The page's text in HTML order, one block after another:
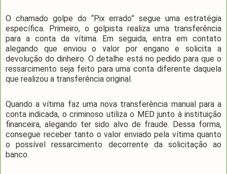
O chamado golpe do “Pix errado” segue uma estratégia
específica. Primeiro, o golpista realiza uma transferência
para a conta da vítima. Em seguida, entra em contato
alegando que enviou o valor por engano e solicita a
devolução do dinheiro. O detalhe está no pedido para que o
ressarcimento seja feito para uma conta diferente daquela
que realizou a transferência original.
Quando a vítima faz uma nova transferência manual para a
conta indicada, o criminoso utiliza o MED junto à instituição
financeira, alegando ter sido alvo de fraude. Dessa forma,
consegue receber tanto o valor enviado pela vítima quanto
o possível ressarcimento decorrente da solicitação ao
banco.